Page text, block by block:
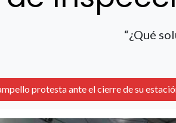
“¿Qué
protesta ante el cierre de su